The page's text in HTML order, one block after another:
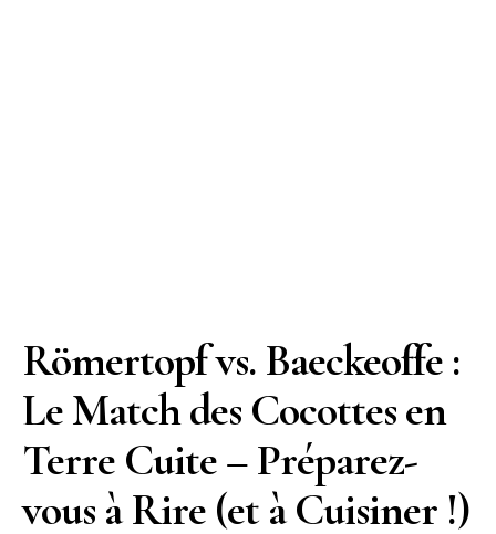
Römertopf vs. Baeckeoffe :
Le Match des Cocottes en
Terre Cuite – Préparez-
vous à Rire (et à Cuisiner !)